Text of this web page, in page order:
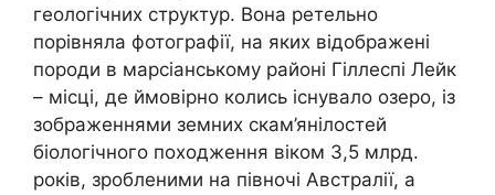
геологічних структур. Вона ретельно
порівняла фотографії, на яких відображені
породи в марсіанському районі Гіллеспі Лейк
– місці, де ймовірно колись існувало озеро, із
зображеннями земних скам’янілостей
біологічного походження віком 3,5 млрд.
років, зробленими на півночі Австралії, а